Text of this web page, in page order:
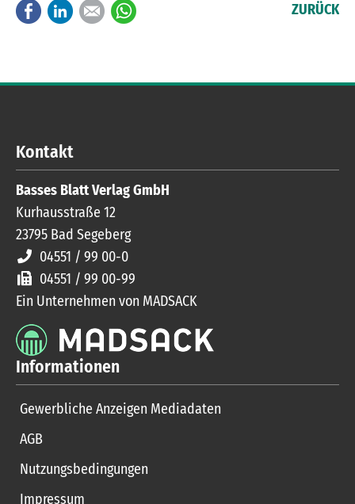
FacebookLinkedInE-mail ZURÜCK
Kontakt
Basses Blatt Verlag GmbH
Kurhausstraße 12
23795 Bad Segeberg
04551 / 99 00-0
04551 / 99 00-99
Ein Unternehmen von MADSACK
Informationen
Gewerbliche Anzeigen Mediadaten
AGB
Nutzungsbedingungen
Impressum